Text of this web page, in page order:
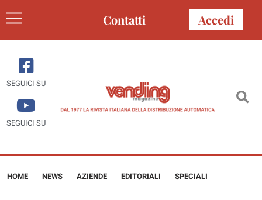
Contatti Accedi
SEGUICI SU
SEGUICI SU
HOME NEWS AZIENDE EDITORIALI SPECIALI